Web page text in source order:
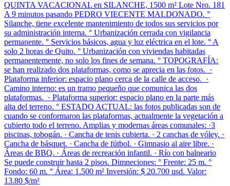
QUINTA VACACIONAL en SILANCHE, 1500 m² Lote Nro. 181
A 9 minutos pasando PEDRO VIECENTE MALDONADO. °
Silanche, tiene excelente mantenimiento de todos sus servicios por
su administración interna. ° Urbanización cerrada con vigilancia
permanente. ° Servicios básicos, agua y luz eléctrica en el lote. ° A
solo 2 horas de Quito. ° Urbanización con viviendas habitadas
permanentemente, no solo los fines de semana. ° TOPOGRAFÍA:
se han realizado dos plataformas, como se aprecia en las fotos. ·
Plataforma inferior: espacio plano cerca de la calle de acceso. ·
Camino interno: es un tramo pequeño que comunica las dos
plataformas. · Plataforma superior: espacio plano en la parte más
alta del terreno. ° ESTADO ACTUAL: las fotos publicadas son de
cuando se conformaron las plataformas, actualmente la vegetación a
cubierto todo el terreno. Amplias y modernas áreas comunales: ·3
piscinas, tobogán. · Cancha de tenis cubierta. · 2 canchas de vóley. ·
Cancha de básquet. · Cancha de fútbol. · Gimnasio al aire libre. ·
Áreas de BBQ. · Áreas de recreación infantil. · Río con balneario
Se puede construir hasta 2 pisos. Dimneciones: ° Frente: 25 m. °
Fondo: 60 m. ° Área: 1.500 m² Inversión: $ 20.700 usd. Valor:
13.80 $/m²